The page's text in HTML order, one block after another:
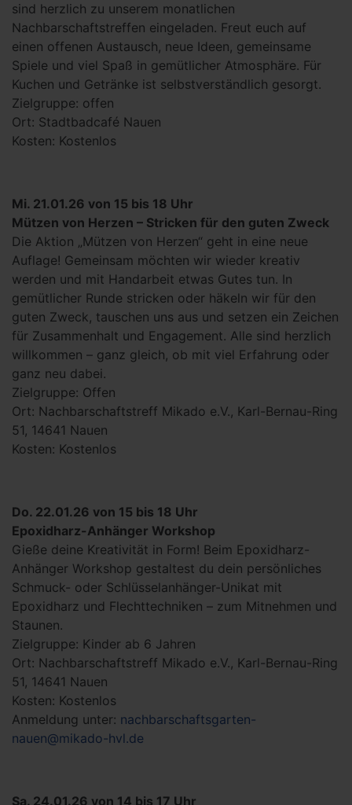
sind herzlich zu unserem monatlichen
Nachbarschaftstreffen eingeladen. Freut euch auf
einen offenen Austausch, neue Ideen, gemeinsame
Spiele und viel Spaß in gemütlicher Atmosphäre. Für
Kuchen und Getränke ist selbstverständlich gesorgt.
Zielgruppe: offen
Ort: Stadtbadcafé Nauen
Kosten: Kostenlos
Mi. 21.01.26 von 15 bis 18 Uhr
Mützen von Herzen – Stricken für den guten Zweck
Die Aktion „Mützen von Herzen“ geht in eine neue
Auflage! Gemeinsam möchten wir wieder kreativ
werden und mit Handarbeit etwas Gutes tun. In
gemütlicher Runde stricken oder häkeln wir für den
guten Zweck, tauschen uns aus und setzen ein Zeichen
für Zusammenhalt und Engagement. Alle sind herzlich
willkommen – ganz gleich, ob mit viel Erfahrung oder
ganz neu dabei.
Zielgruppe: Offen
Ort: Nachbarschaftstreff Mikado e.V., Karl-Bernau-Ring
51, 14641 Nauen
Kosten: Kostenlos
Do. 22.01.26 von 15 bis 18 Uhr
Epoxidharz-Anhänger Workshop
Gieße deine Kreativität in Form! Beim Epoxidharz-
Anhänger Workshop gestaltest du dein persönliches
Schmuck- oder Schlüsselanhänger-Unikat mit
Epoxidharz und Flechttechniken – zum Mitnehmen und
Staunen.
Zielgruppe: Kinder ab 6 Jahren
Ort: Nachbarschaftstreff Mikado e.V., Karl-Bernau-Ring
51, 14641 Nauen
Kosten: Kostenlos
Anmeldung unter: nachbarschaftsgarten-
nauen@mikado-hvl.de
Sa. 24.01.26 von 14 bis 17 Uhr